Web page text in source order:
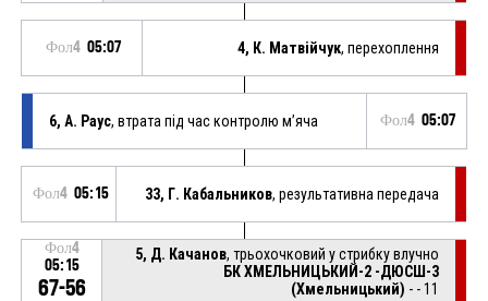
Фол4 05:07 4, К. Матвійчук, перехоплення
6, А. Раус, втрата під час контролю м’яча Фол4 05:07
Фол4 05:15 33, Г. Кабальников, результативна передача
Фол4
05:15
67-56
5, Д. Качанов, трьохочковий у стрибку влучно
БК ХМЕЛЬНИЦЬКИЙ-2 -ДЮСШ-3
(Хмельницький) - - 11